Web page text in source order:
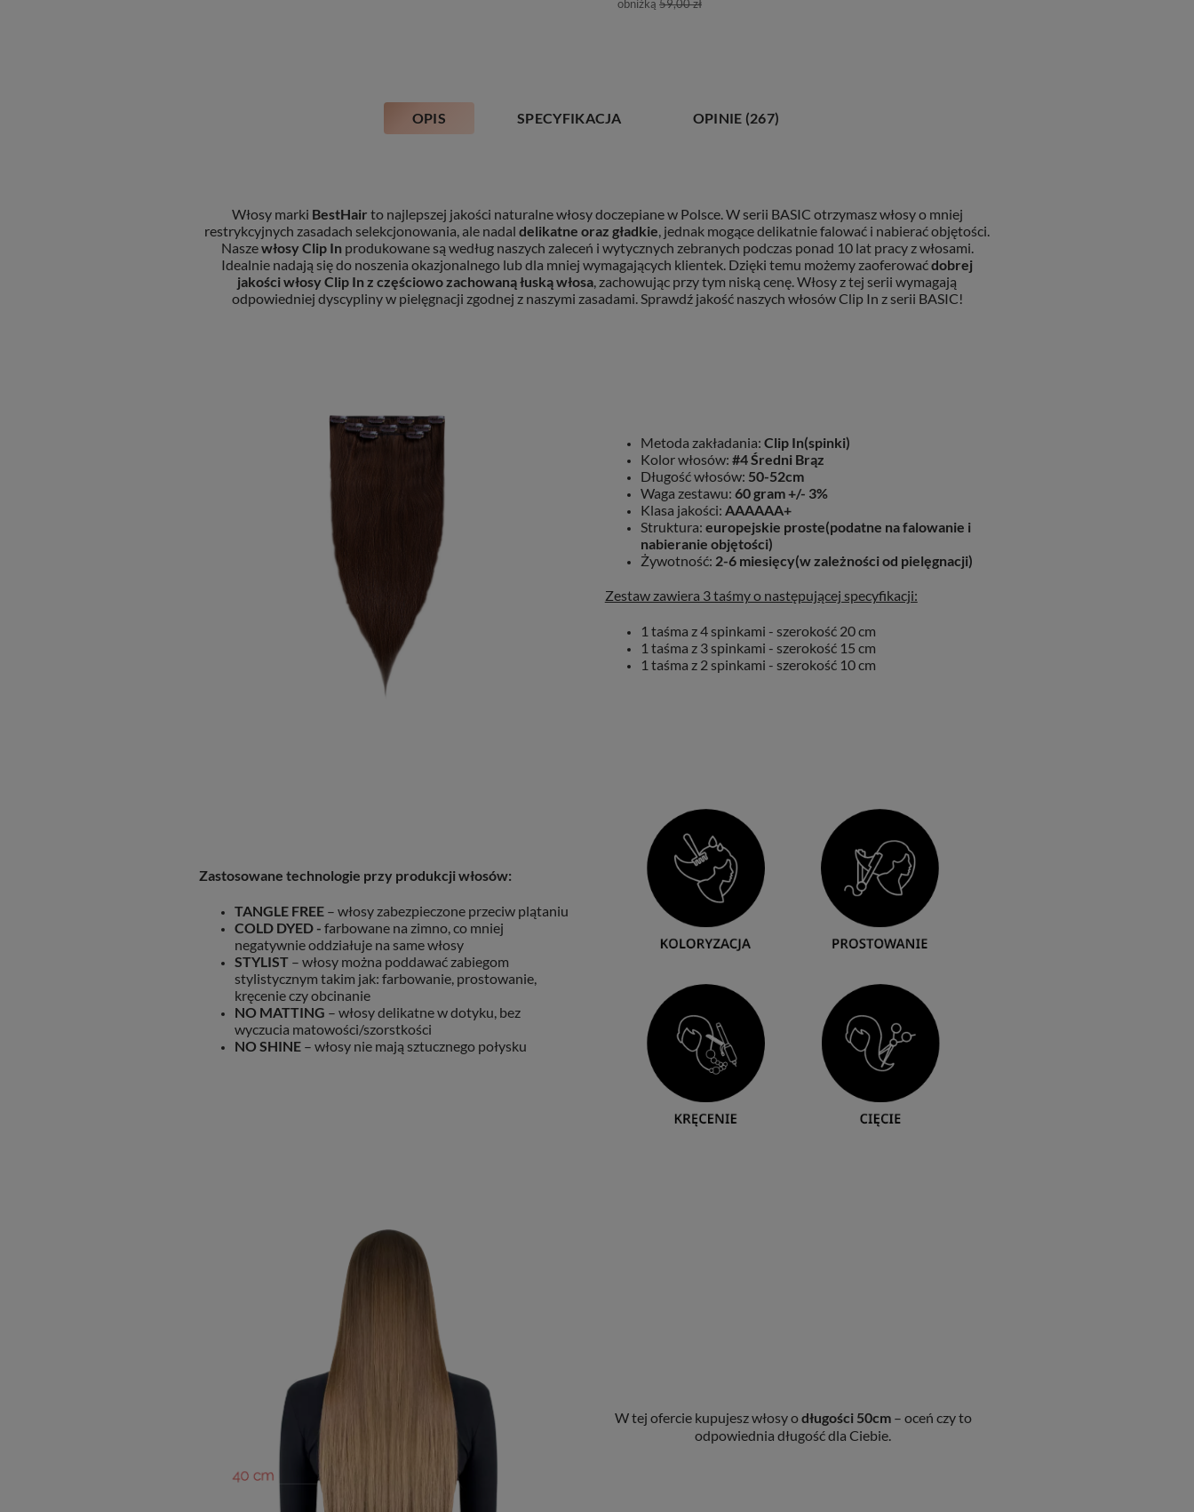
obniżką 59,00 zł
OPIS SPECYFIKACJA OPINIE (267)
Włosy marki BestHair to najlepszej jakości naturalne włosy doczepiane w Polsce. W serii BASIC otrzymasz włosy o mniej
restrykcyjnych zasadach selekcjonowania, ale nadal delikatne oraz gładkie, jednak mogące delikatnie falować i nabierać objętości.
Naszewłosy Clip In produkowane są według naszych zaleceń i wytycznych zebranych podczas ponad 10 lat pracy z włosami.
Idealnie nadają się do noszenia okazjonalnego lub dla mniej wymagających klientek. Dzięki temu możemy zaoferowaćdobrej
jakościwłosy Clip In z częściowo zachowaną łuską włosa, zachowując przy tym niską cenę. Włosy z tej serii wymagają
odpowiedniej dyscypliny w pielęgnacji zgodnej z naszymi zasadami. Sprawdź jakość naszych włosów Clip In z serii BASIC!
Metoda zakładania: Clip In(spinki)
Kolor włosów: #4 Średni Brąz
Długość włosów: 50-52cm
Waga zestawu: 60 gram +/- 3%
Klasa jakości: AAAAAA+
Struktura: europejskie proste(podatne na falowanie i
nabieranie objętości)
Żywotność: 2-6 miesięcy(w zależności od pielęgnacji)
Zestaw zawiera 3 taśmy o następującej specyfikacji:
1 taśma z 4 spinkami - szerokość 20 cm
1 taśma z 3 spinkami - szerokość 15 cm
1 taśma z 2 spinkami - szerokość 10 cm
Zastosowane technologie przy produkcji włosów:
TANGLE FREE – włosy zabezpieczone przeciw plątaniu
COLD DYED - farbowane na zimno, co mniej
negatywnie oddziałuje na same włosy
STYLIST – włosy można poddawać zabiegom
stylistycznym takim jak: farbowanie, prostowanie,
kręcenie czy obcinanie
NO MATTING – włosy delikatne w dotyku, bez
wyczucia matowości/szorstkości
NO SHINE – włosy nie mają sztucznego połysku
W tej ofercie kupujesz włosy odługości 50cm– oceń czy to
odpowiednia długość dla Ciebie.